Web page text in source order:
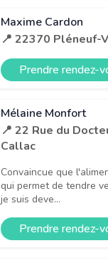
Maxime Cardon
📍 22370 Pléneuf-
Prendre rendez-
Mélaine Monfort
📍 22 Rue du
Callac
Convaincue que
qui permet de tendre
je suis deve...
Prendre rendez-